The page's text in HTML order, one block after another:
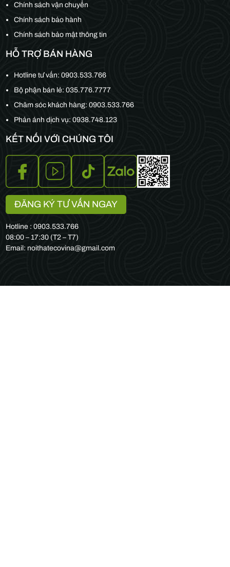
Chính sách vận chuyển
Chính sách bảo hành
Chính sách bảo mật thông tin
HỖ TRỢ BÁN HÀNG
Hotline tư vấn:0903.533.766
Bộ phận bán lẻ:035.776.7777
Chăm sóc khách hàng:0903.533.766
Phản ánh dịch vụ: 0938.748.123
KẾT NỐI VỚI CHÚNG TÔI
ĐĂNG KÝ TƯ VẤN NGAY
Hotline : 0903.533.766
08:00 – 17:30 (T2 – T7)
Email: noithatecovina@gmail.com